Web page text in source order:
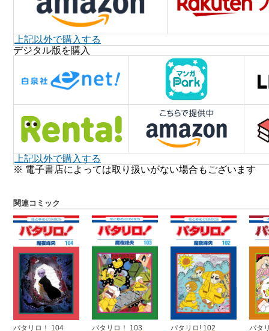
上記以外で購入する
デジタル版を購入
上記以外で購入する
※ 電子書店によっては取り扱いがない場合もございます
関連コミック
パタリロ！ 104 パタリロ！ 103 パタリロ! 102 パタ